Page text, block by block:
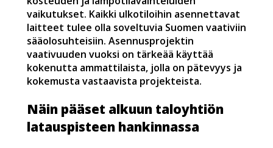
vaikutukset. Kaikki ulkotiloihin asennettavat
laitteet tulee olla soveltuvia Suomen vaativiin
sääolosuhteisiin. Asennusprojektin
vaativuuden vuoksi on tärkeää käyttää
kokenutta ammattilaista, jolla on pätevyys ja
kokemusta vastaavista projekteista.
Näin pääset alkuun taloyhtiön
latauspisteen hankinnassa